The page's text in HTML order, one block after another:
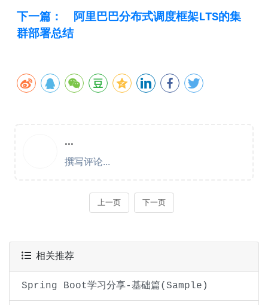
下一篇：
阿里巴巴分布式调度框架LTS的集
群部署总结
相关推荐
Spring Boot学习分享-基础篇(Sample)